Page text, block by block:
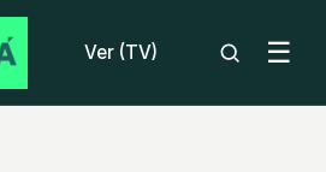
Ver (TV) ☰